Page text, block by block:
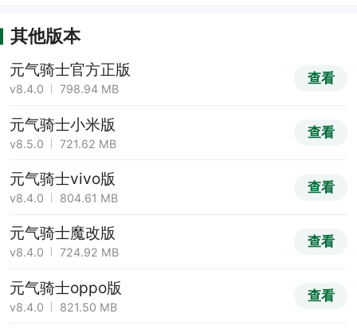
其他版本
元气骑士官方正版
v8.4.0 798.94 MB
查看
元气骑士小米版
v8.5.0 721.62 MB
查看
元气骑士vivo版
v8.4.0 804.61 MB
查看
元气骑士魔改版
v8.4.0 724.92 MB
查看
元气骑士oppo版
v8.4.0 821.50 MB
查看